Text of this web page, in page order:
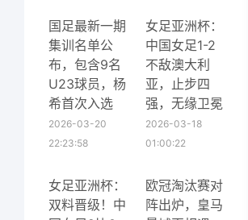
国足最新一期
集训名单公
布，包含9名
U23球员，杨
希首次入选
2026-03-20
22:23:58
女足亚洲杯：
中国女足1-2
不敌澳大利
亚，止步四
强，无缘卫冕
2026-03-18
01:00:22
女足亚洲杯：
双料晋级！中
欧冠淘汰赛对
阵出炉，皇马